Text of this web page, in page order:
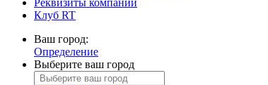
Реквизиты компании
Клуб RT
Ваш город:
Определение
Выберите ваш город